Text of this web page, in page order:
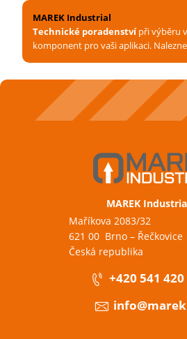
MAREK Industrial
Technické poradenstvípři výběru
komponent pro vaši aplikaci.
MAREK
Maříkova 2083/32
621 00 Brno – Řečkovice
Česká republika
+420 541 420